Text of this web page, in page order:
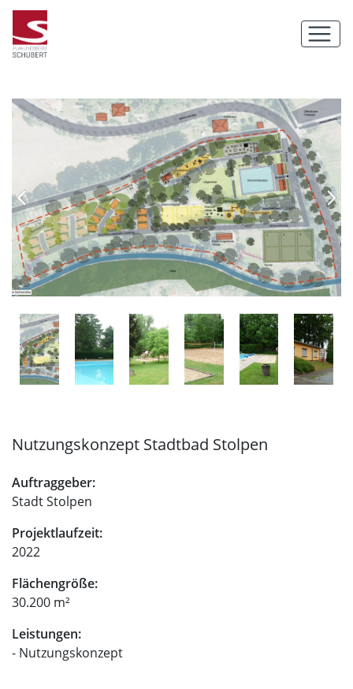
Nutzungskonzept Stadtbad Stolpen
Auftraggeber:
Stadt Stolpen
Projektlaufzeit:
2022
Flächengröße:
30.200 m²
Leistungen:
- Nutzungskonzept